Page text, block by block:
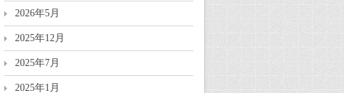
2026年5月
2025年12月
2025年7月
2025年1月